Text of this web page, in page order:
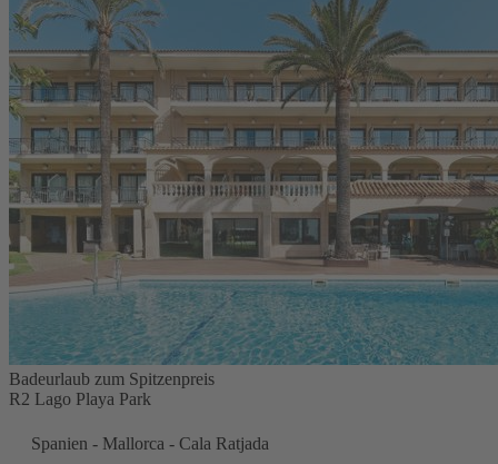
Badeurlaub zum Spitzenpreis
R2 Lago Playa Park
Spanien - Mallorca - Cala Ratjada